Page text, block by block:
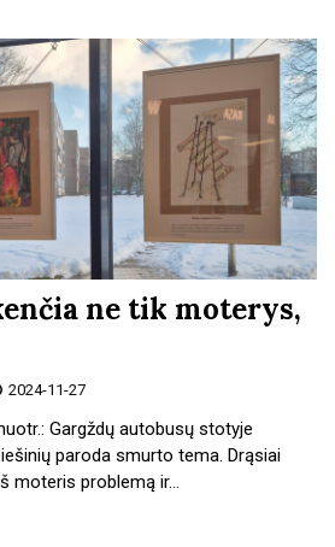
ne tik moterys,
2024-11-27
Gargždų autobusų stotyje
paroda smurto tema. Drąsiai
moteris problemą ir…